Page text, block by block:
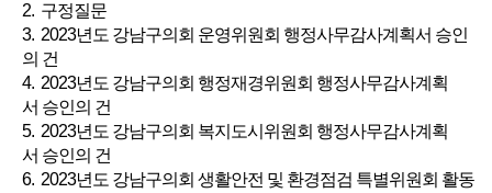
2. 구정질문
3. 2023년도 강남구의회 운영위원회 행정사무감사계획서 승인
의 건
4. 2023년도 강남구의회 행정재경위원회 행정사무감사계획
서 승인의 건
5. 2023년도 강남구의회 복지도시위원회 행정사무감사계획
서 승인의 건
6. 2023년도 강남구의회 생활안전 및 환경점검 특별위원회 활동